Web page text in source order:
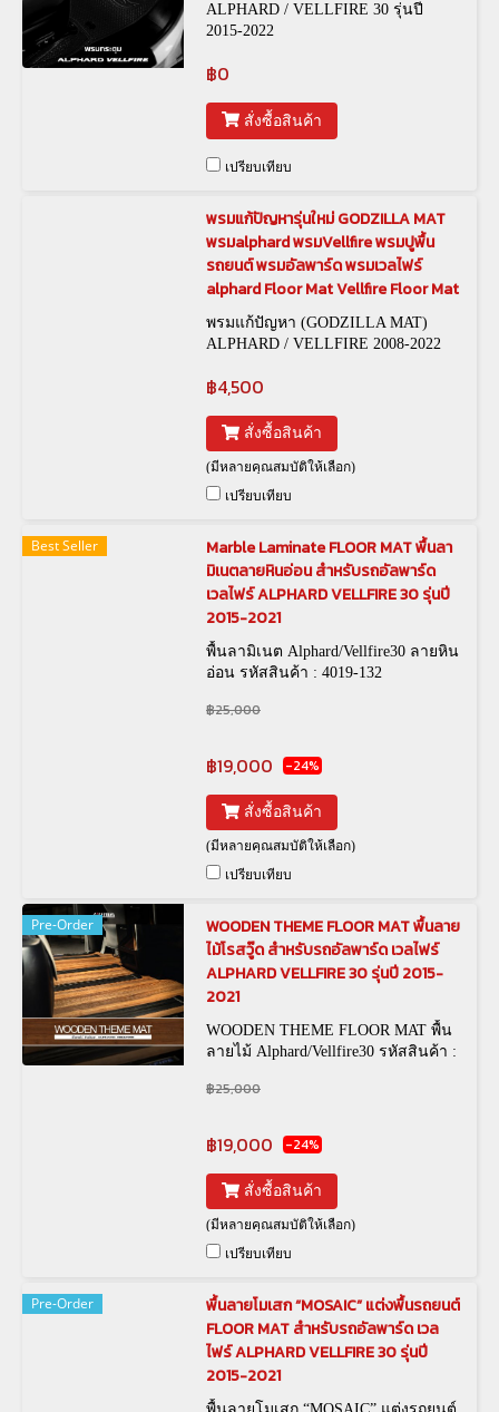
ALPHARD / VELLFIRE 30 รุ่นปี
2015-2022
฿0
สั่งซื้อสินค้า
เปรียบเทียบ
พรมแก้ปัญหารุ่นใหม่ GODZILLA MAT
พรมalphard พรมVellfire พรมปูพื้น
รถยนต์ พรมอัลพาร์ด พรมเวลไฟร์
alphard Floor Mat Vellfire Floor Mat
พรมแก้ปัญหา (GODZILLA MAT)
ALPHARD / VELLFIRE 2008-2022
฿4,500
สั่งซื้อสินค้า
(มีหลายคุณสมบัติให้เลือก)
เปรียบเทียบ
Best Seller
Marble Laminate FLOOR MAT พื้นลา
มิเนตลายหินอ่อน สำหรับรถอัลพาร์ด
เวลไฟร์ ALPHARD VELLFIRE 30 รุ่นปี
2015-2021
พื้นลามิเนต Alphard/Vellfire30 ลายหิน
อ่อน รหัสสินค้า : 4019-132
฿25,000
฿19,000 -24%
สั่งซื้อสินค้า
(มีหลายคุณสมบัติให้เลือก)
เปรียบเทียบ
Pre-Order
WOODEN THEME FLOOR MAT พื้นลาย
ไม้โรสวู๊ด สำหรับรถอัลพาร์ด เวลไฟร์
ALPHARD VELLFIRE 30 รุ่นปี 2015-
2021
WOODEN THEME FLOOR MAT พื้น
ลายไม้ Alphard/Vellfire30 รหัสสินค้า :
฿25,000
฿19,000 -24%
สั่งซื้อสินค้า
(มีหลายคุณสมบัติให้เลือก)
เปรียบเทียบ
Pre-Order
พื้นลายโมเสก “MOSAIC” แต่งพื้นรถยนต์
FLOOR MAT สำหรับรถอัลพาร์ด เวล
ไฟร์ ALPHARD VELLFIRE 30 รุ่นปี
2015-2021